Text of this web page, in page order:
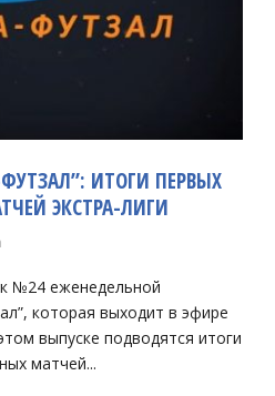
ИТОГИ ПЕРВЫХ
ЭКСТРА-ЛИГИ
№24 еженедельной
которая выходит в эфире
выпуске подводятся итоги
матчей...